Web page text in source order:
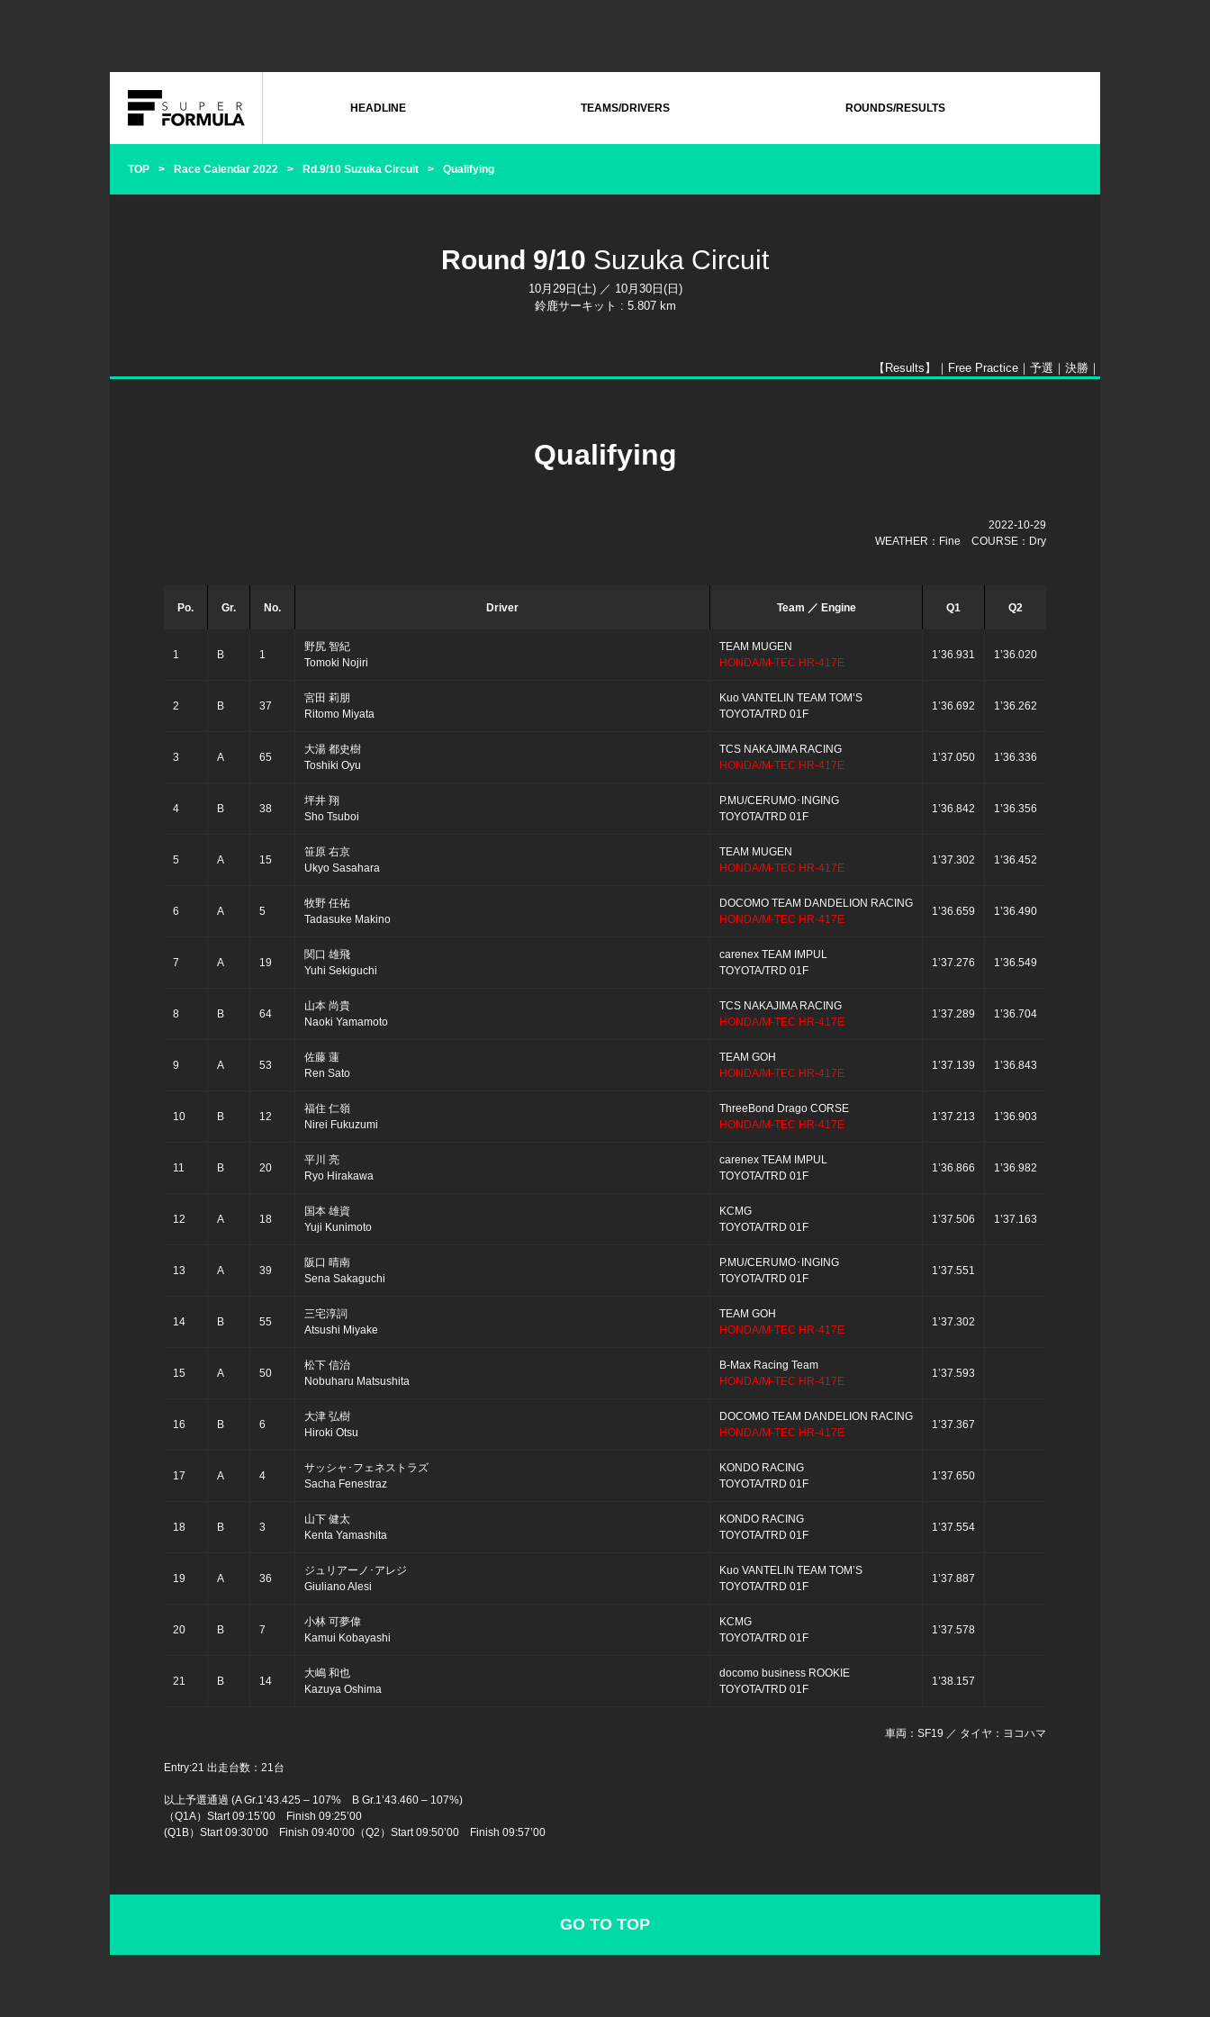
HEADLINE TEAMS/DRIVERS ROUNDS/RESULTS
TOP Race Calendar 2022 Rd.9/10 Suzuka Circuit Qualifying
Round 9/10 Suzuka Circuit
10月29日(土) ／ 10月30日(日)
鈴鹿サーキット : 5.807 km
【Results】｜ Free Practice ｜ 予選 ｜ 決勝 ｜
Qualifying
2022-10-29
WEATHER：Fine COURSE：Dry
Po. Gr. No. Driver Team ／ Engine Q1 Q2
1 B 1
野尻 智紀
Tomoki Nojiri
TEAM MUGEN
HONDA/M-TEC HR-417E
1’36.931 1’36.020
2 B 37
宮田 莉朋
Ritomo Miyata
Kuo VANTELIN TEAM TOM’S
TOYOTA/TRD 01F
1’36.692 1’36.262
3 A 65
大湯 都史樹
Toshiki Oyu
TCS NAKAJIMA RACING
HONDA/M-TEC HR-417E
1’37.050 1’36.336
4 B 38
坪井 翔
Sho Tsuboi
P.MU/CERUMO･INGING
TOYOTA/TRD 01F
1’36.842 1’36.356
5 A 15
笹原 右京
Ukyo Sasahara
TEAM MUGEN
HONDA/M-TEC HR-417E
1’37.302 1’36.452
6 A 5
牧野 任祐
Tadasuke Makino
DOCOMO TEAM DANDELION RACING
HONDA/M-TEC HR-417E
1’36.659 1’36.490
7 A 19
関口 雄飛
Yuhi Sekiguchi
carenex TEAM IMPUL
TOYOTA/TRD 01F
1’37.276 1’36.549
8 B 64
山本 尚貴
Naoki Yamamoto
TCS NAKAJIMA RACING
HONDA/M-TEC HR-417E
1’37.289 1’36.704
9 A 53
佐藤 蓮
Ren Sato
TEAM GOH
HONDA/M-TEC HR-417E
1’37.139 1’36.843
10 B 12
福住 仁嶺
Nirei Fukuzumi
ThreeBond Drago CORSE
HONDA/M-TEC HR-417E
1’37.213 1’36.903
11 B 20
平川 亮
Ryo Hirakawa
carenex TEAM IMPUL
TOYOTA/TRD 01F
1’36.866 1’36.982
12 A 18
国本 雄資
Yuji Kunimoto
KCMG
TOYOTA/TRD 01F
1’37.506 1’37.163
13 A 39
阪口 晴南
Sena Sakaguchi
P.MU/CERUMO･INGING
TOYOTA/TRD 01F
1’37.551
14 B 55
三宅淳詞
Atsushi Miyake
TEAM GOH
HONDA/M-TEC HR-417E
1’37.302
15 A 50
松下 信治
Nobuharu Matsushita
B-Max Racing Team
HONDA/M-TEC HR-417E
1’37.593
16 B 6
大津 弘樹
Hiroki Otsu
DOCOMO TEAM DANDELION RACING
HONDA/M-TEC HR-417E
1’37.367
17 A 4
サッシャ･フェネストラズ
Sacha Fenestraz
KONDO RACING
TOYOTA/TRD 01F
1’37.650
18 B 3
山下 健太
Kenta Yamashita
KONDO RACING
TOYOTA/TRD 01F
1’37.554
19 A 36
ジュリアーノ･アレジ
Giuliano Alesi
Kuo VANTELIN TEAM TOM’S
TOYOTA/TRD 01F
1’37.887
20 B 7
小林 可夢偉
Kamui Kobayashi
KCMG
TOYOTA/TRD 01F
1’37.578
21 B 14
大嶋 和也
Kazuya Oshima
docomo business ROOKIE
TOYOTA/TRD 01F
1’38.157
車両：SF19 ／ タイヤ：ヨコハマ
Entry:21 出走台数：21台
以上予選通過 (A Gr.1’43.425 – 107% B Gr.1’43.460 – 107%)
（Q1A）Start 09:15’00 Finish 09:25’00
(Q1B）Start 09:30’00 Finish 09:40’00 （Q2）Start 09:50’00 Finish 09:57’00
GO TO TOP